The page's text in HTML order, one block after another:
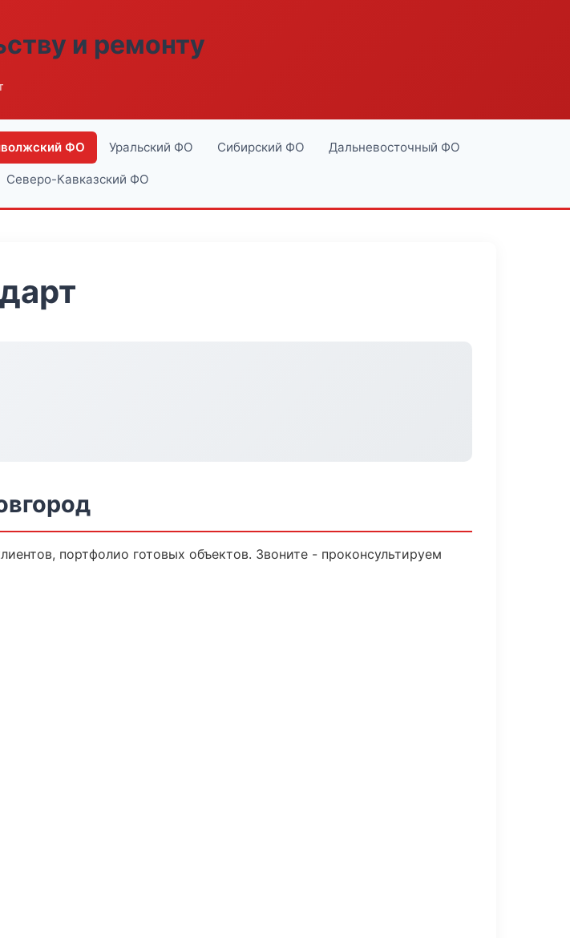
и ремонту
ФО Уральский ФО Сибирский ФО Дальневосточный ФО
Северо-Кавказский ФО
портфолио готовых объектов. Звоните - проконсультируем